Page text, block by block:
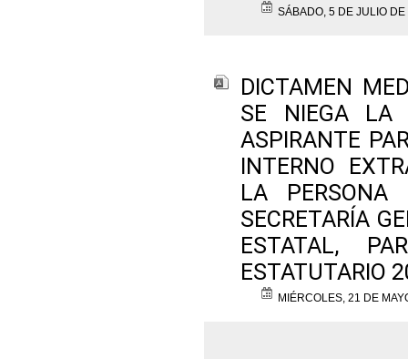
SÁBADO, 5 DE JULIO
DICTAMEN
SE NIEGA LA
ASPIRANTE
INTERNO
LA
SECRETARÍA
ESTATAL,
ESTATUTARIO
MIÉRCOLES, 21 DE